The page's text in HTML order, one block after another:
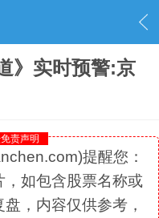
》实时预警:京
责声明
提醒您：
如包含股票名称或
，内容仅供参考，